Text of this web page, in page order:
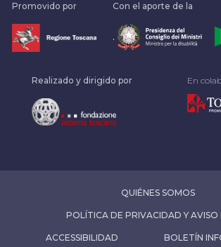
Promovido por Con el aporte de la
.
Realizado y dirigido por En
QUIÉNES SOMOS
POLÍTICA DE PRIVACIDAD Y AVISO
ACCESSIBILIDAD BOLETÍN